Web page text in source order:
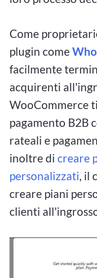
Come
plugin come
facilmente
acquirenti
WooCommerce
pagamento B2B
rateali e
inoltre di creare
personalizzati, il
creare piani
clienti